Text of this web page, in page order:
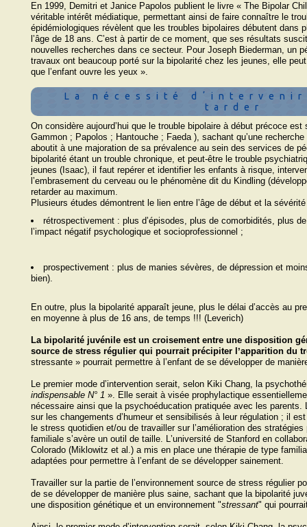
En 1999, Demitri et Janice Papolos publient le livre « The Bipolar
véritable intérêt médiatique, permettant ainsi de faire connaître le
épidémiologiques révèlent que les troubles bipolaires débutent dans
lʼâge de 18 ans. Cʼest à partir de ce moment, que ses résultats
nouvelles recherches dans ce secteur. Pour Joseph Biederman, un
travaux ont beaucoup porté sur la bipolarité chez les jeunes, elle
que lʼenfant ouvre les yeux ».
La nécessité
tarder
On considère aujourdʼhui que le trouble bipolaire à début précoce
Gammon ; Papolos ; Hantouche ; Faeda ), sachant quʼune
aboutit à une majoration de sa prévalence au sein des services de
bipolarité étant un trouble chronique, et peut-être le trouble
jeunes (Isaac), il faut repérer et identifier les enfants à risque,
lʼembrasement du cerveau ou le phénomène dit du Kindling
retarder au maximum.
Plusieurs études démontrent le lien entre lʼâge de début et la
rétrospectivement : plus dʼépisodes, plus de comorbidités, plus
lʼimpact négatif psychologique et socioprofessionnel ;
prospectivement : plus de manies sévères, de dépression et
bien).
En outre, plus la bipolarité apparaît jeune, plus le délai dʼaccès au
en moyenne à plus de 16 ans, de temps !!! (Leverich)
La bipolarité juvénile est un croisement entre une disposition
source de stress régulier qui pourrait précipiter lʼapparition du
stressante » pourrait permettre à lʼenfant de se développer de
Le premier mode dʼintervention serait, selon Kiki Chang, la
indispensable N° 1 ». Elle serait à visée prophylactique
nécessaire ainsi que la psychoéducation pratiquée avec les
sur les changements dʼhumeur et sensibilisés à leur régulation ; il
le stress quotidien et/ou de travailler sur lʼamélioration des
familiale sʼavère un outil de taille. Lʼuniversité de Stanford en
Colorado (Miklowitz et al.) a mis en place une thérapie de type
adaptées pour permettre à lʼenfant de se développer sainement.
Travailler sur la partie de lʼenvironnement source de stress régulier
de se développer de manière plus saine, sachant que la bipolarité
une disposition génétique et un environnement "stressant" qui